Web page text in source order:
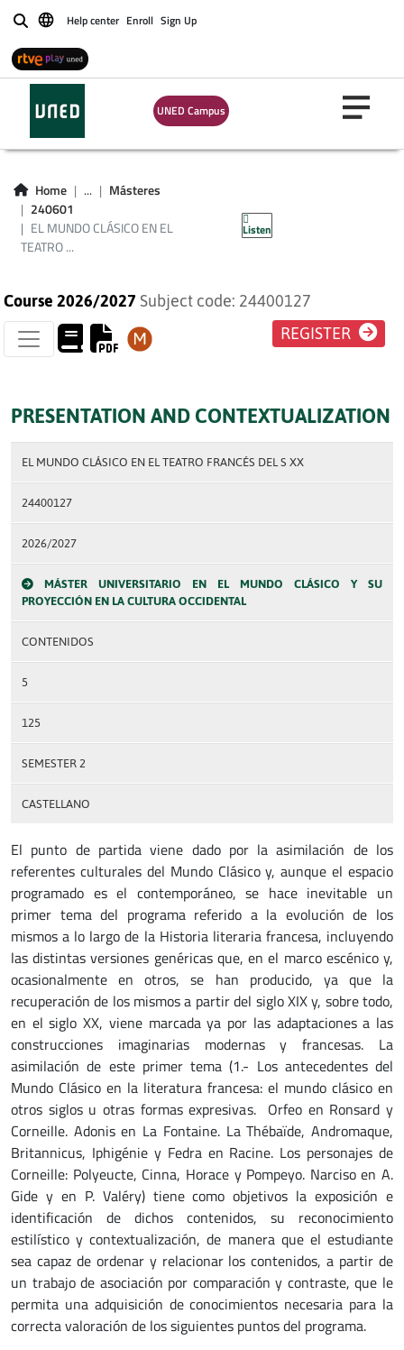
BuscarHelp center Enroll Sign Up
UNED Campus
Home ...
Másteres
240601
EL MUNDO CLÁSICO EN EL
TEATRO ...
Listen
EL MUNDO CLÁSICO
EN EL TEATRO
FRANCÉS DEL S XX
Course 2026/2027 Subject code: 24400127
REGISTER
PRESENTATION AND CONTEXTUALIZATION
EL MUNDO CLÁSICO EN EL TEATRO FRANCÉS DEL S XX
24400127
2026/2027
MÁSTER UNIVERSITARIO EN EL MUNDO CLÁSICO Y SU
PROYECCIÓN EN LA CULTURA OCCIDENTAL
CONTENIDOS
5
125
SEMESTER 2
CASTELLANO
El punto de partida viene dado por la asimilación de los
referentes culturales del Mundo Clásico y, aunque el espacio
programado es el contemporáneo, se hace inevitable un
primer tema del programa referido a la evolución de los
mismos a lo largo de la Historia literaria francesa, incluyendo
las distintas versiones genéricas que, en el marco escénico y,
ocasionalmente en otros, se han producido, ya que la
recuperación de los mismos a partir del siglo XIX y, sobre todo,
en el siglo XX, viene marcada ya por las adaptaciones a las
construcciones imaginarias modernas y francesas. La
asimilación de este primer tema (1.- Los antecedentes del
Mundo Clásico en la literatura francesa: el mundo clásico en
otros siglos u otras formas expresivas. Orfeo en Ronsard y
Corneille. Adonis en La Fontaine. La Thébaïde, Andromaque,
Britannicus, Iphigénie y Fedra en Racine. Los personajes de
Corneille: Polyeucte, Cinna, Horace y Pompeyo. Narciso en A.
Gide y en P. Valéry) tiene como objetivos la exposición e
identificación de dichos contenidos, su reconocimiento
estilístico y contextualización, de manera que el estudiante
sea capaz de ordenar y relacionar los contenidos, a partir de
un trabajo de asociación por comparación y contraste, que le
permita una adquisición de conocimientos necesaria para la
correcta valoración de los siguientes puntos del programa.